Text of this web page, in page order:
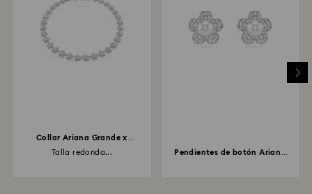
Collar Ariana Grande x
Talla redonda...
Pendientes de botón Ariana